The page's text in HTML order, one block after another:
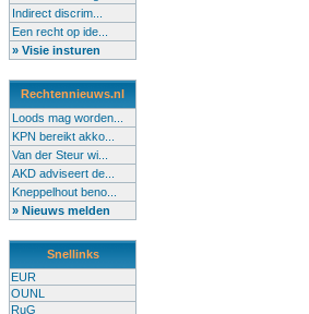
Indirect discrim...
Een recht op ide...
» Visie insturen
Rechtennieuws.nl
Loods mag worden...
KPN bereikt akko...
Van der Steur wi...
AKD adviseert de...
Kneppelhout beno...
» Nieuws melden
Snellinks
EUR
OUNL
RuG